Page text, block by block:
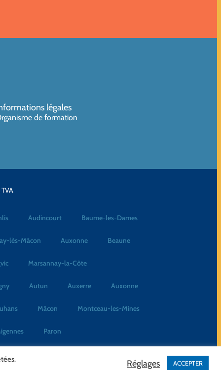
légales
de formation
Audincourt Baume-les-Dames
lès-Mâcon Auxonne Beaune
Marsannay-la-Côte
Autun Auxerre Auxonne
Mâcon Montceau-les-Mines
Paron
Réglages ACCEPTER